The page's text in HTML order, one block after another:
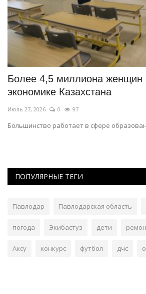
Более 4,5 миллиона женщин
экономике Казахстана
Июль 27, 2026 0 97
Большинство работает в сфере
ПОПУЛЯРНЫЕ ТЕГИ
Павлодар Павлодарская область
погода Экибастуз дети
Аксу конкурс футбол дчс